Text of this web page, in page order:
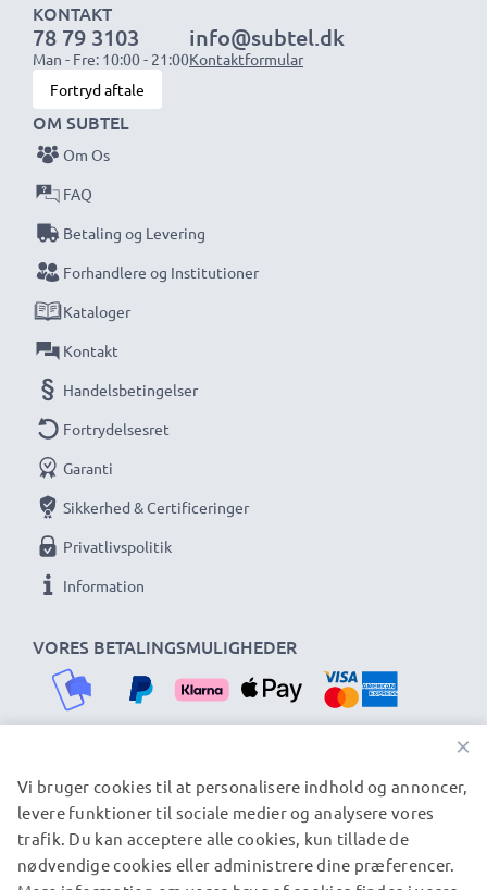
BEMÆRK: For optimal ydeevne og levetid, oplad dine
batterier fuldt før første brug.
Gå aldrig glip af et skud med denne smarte,
kompakte LCD-batterioplader fra CELLONIC.
Bestil nu med hurtig levering og 3 års garanti!
KONTAKT
78 79 3103
Man - Fre: 10:00 - 21:00
info@subtel.dk
Kontaktformular
Fortryd aftale
VORES BETALINGSMULIGHEDER
OM SUBTEL
Om Os
FAQ
Betaling og Levering
Forhandlere og Institutioner
Kataloger
Kontakt
Handelsbetingelser
Fortrydelsesret
Garanti
Sikkerhed & Certificeringer
Privatlivspolitik
Information
VORES FORSENDELSESPARTNERE
© subtel.dk 2026
×
Vi bruger cookies til at personalisere indhold og annoncer,
levere funktioner til sociale medier og analysere vores
trafik. Du kan acceptere alle cookies, kun tillade de
nødvendige cookies eller administrere dine præferencer.